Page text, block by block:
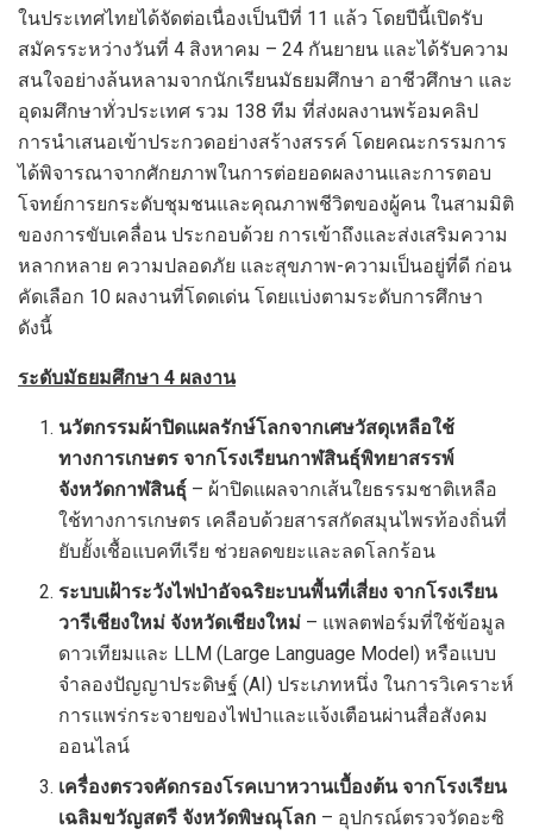
ในประเทศไทยได้จัดต่อเนื่องเป็นปีที่ 11 แล้ว โดยปีนี้เปิดรับ
สมัครระหว่างวันที่ 4 สิงหาคม – 24 กันยายน และได้รับความ
สนใจอย่างล้นหลามจากนักเรียนมัธยมศึกษา อาชีวศึกษา และ
อุดมศึกษาทั่วประเทศ รวม 138 ทีม ที่ส่งผลงานพร้อมคลิป
การนำเสนอเข้าประกวดอย่างสร้างสรรค์ โดยคณะกรรมการ
ได้พิจารณาจากศักยภาพในการต่อยอดผลงานและการตอบ
โจทย์การยกระดับชุมชนและคุณภาพชีวิตของผู้คน ในสามมิติ
ของการขับเคลื่อน ประกอบด้วย การเข้าถึงและส่งเสริมความ
หลากหลาย ความปลอดภัย และสุขภาพ-ความเป็นอยู่ที่ดี ก่อน
คัดเลือก 10 ผลงานที่โดดเด่น โดยแบ่งตามระดับการศึกษา
ดังนี้
ระดับมัธยมศึกษา 4 ผลงาน
นวัตกรรมผ้าปิดแผลรักษ์โลกจากเศษวัสดุเหลือใช้
ทางการเกษตร จากโรงเรียนกาฬสินธุ์พิทยาสรรพ์
จังหวัดกาฬสินธุ์ – ผ้าปิดแผลจากเส้นใยธรรมชาติเหลือ
ใช้ทางการเกษตร เคลือบด้วยสารสกัดสมุนไพรท้องถิ่นที่
ยับยั้งเชื้อแบคทีเรีย ช่วยลดขยะและลดโลกร้อน
ระบบเฝ้าระวังไฟป่าอัจฉริยะบนพื้นที่เสี่ยง จากโรงเรียน
วารีเชียงใหม่ จังหวัดเชียงใหม่ – แพลตฟอร์มที่ใช้ข้อมูล
ดาวเทียมและ LLM (Large Language Model) หรือแบบ
จำลองปัญญาประดิษฐ์ (AI) ประเภทหนึ่ง ในการวิเคราะห์
การแพร่กระจายของไฟป่าและแจ้งเตือนผ่านสื่อสังคม
ออนไลน์
เครื่องตรวจคัดกรองโรคเบาหวานเบื้องต้น จากโรงเรียน
เฉลิมขวัญสตรี จังหวัดพิษณุโลก – อุปกรณ์ตรวจวัดอะซิ